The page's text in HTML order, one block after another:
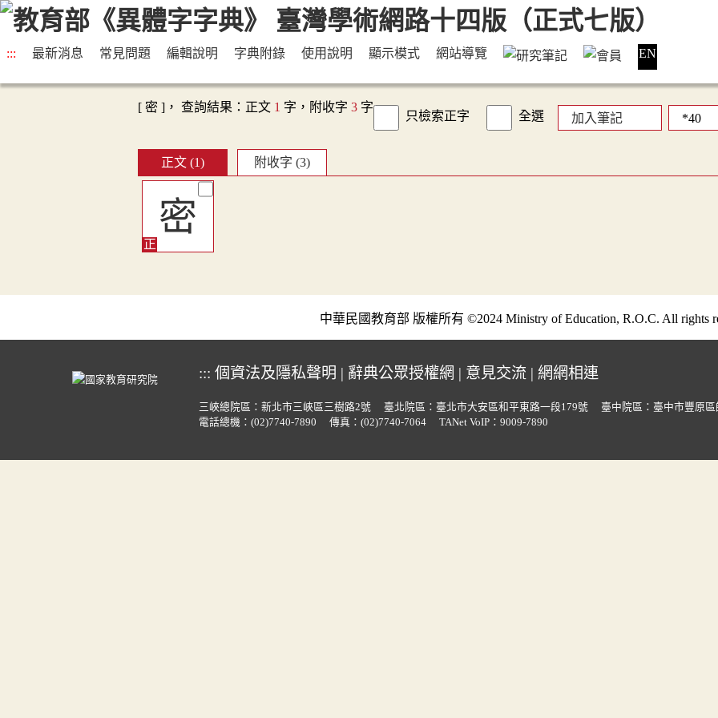
::: 最新消息 常見問題 編輯說明 字典附錄 使用說明 顯示模式 網站導覽 EN
[ 密 ]， 查詢結果：正文 1 字，附收字 3 字
只檢索正字 全選 加入筆記
正文 (1) 附收字 (3)
密
中華民國教育部 版權所有 ©2024 Ministry of Education, R.O.C. All rights
::: 個資法及隱私聲明 | 辭典公眾授權網 | 意見交流 | 網網相連
三峽總院區：新北市三峽區三樹路2號 臺北院區：臺北市大安區和平東路一段179號
臺中院區：臺中市豐原
電話總機：(02)7740-7890 傳真：(02)7740-7064 TANet VoIP：9009-7890